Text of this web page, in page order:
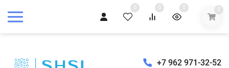
0 0 0 0
+7 962 971-32-52